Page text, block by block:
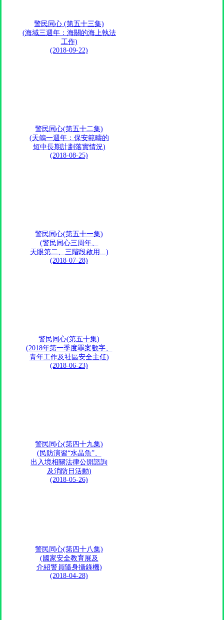
警民同心 (第五十三集)
(海域三週年：海關的海上執法
工作)
(2018-09-22)
警民同心(第五十二集)
(天鴿一週年：保安範疇的
短中長期計劃落實情況)
(2018-08-25)
警民同心(第五十一集)
(警民同心三周年、
天眼第二、三階段啟用...)
(2018-07-28)
警民同心(第五十集)
(2018年第一季度罪案數字、
青年工作及社區安全主任)
(2018-06-23)
警民同心(第四十九集)
(民防演習“水晶魚”、
出入境相關法律公開諮詢
及消防日活動)
(2018-05-26)
警民同心(第四十八集)
(國家安全教育展及
介紹警員隨身攝錄機)
(2018-04-28)